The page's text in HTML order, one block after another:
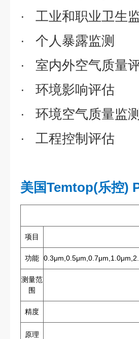
· 工业和职业卫生
· 个人暴露监测
· 室内外空气质量
· 环境影响评估
· 环境空气质量监测
· 工程控制评估
美国Temtop(乐控)
项目
功能
测量范
围
精度
原理